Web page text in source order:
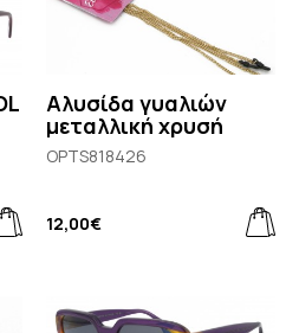
Αλυσίδα γυαλιών
μεταλλική χρυσή
OPTS818426
12,00€